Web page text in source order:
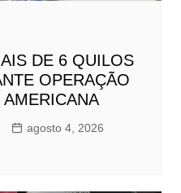
DE 6 QUILOS
OPERAÇÃO
AMERICANA
agosto 4, 2026